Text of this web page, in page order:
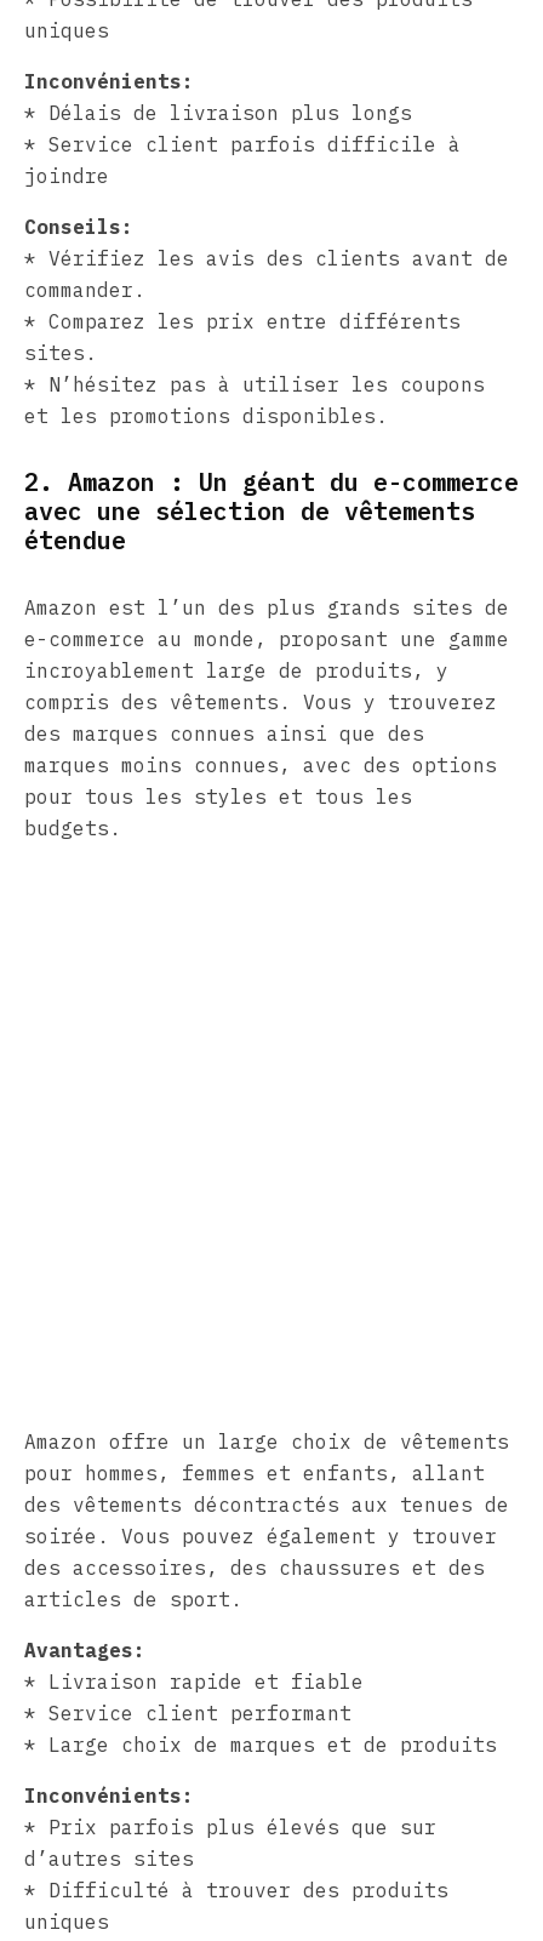
uniques
Inconvénients:
* Délais de livraison plus longs
* Service client parfois difficile à
joindre
Conseils:
* Vérifiez les avis des clients avant de
commander.
* Comparez les prix entre différents
sites.
* N’hésitez pas à utiliser les coupons
et les promotions disponibles.
2. Amazon : Un géant du e-commerce
avec une sélection de vêtements
étendue
Amazon est l’un des plus grands sites de
e-commerce au monde, proposant une gamme
incroyablement large de produits, y
compris des vêtements. Vous y trouverez
des marques connues ainsi que des
marques moins connues, avec des options
pour tous les styles et tous les
budgets.
Amazon offre un large choix de vêtements
pour hommes, femmes et enfants, allant
des vêtements décontractés aux tenues de
soirée. Vous pouvez également y trouver
des accessoires, des chaussures et des
articles de sport.
Avantages:
* Livraison rapide et fiable
* Service client performant
* Large choix de marques et de produits
Inconvénients:
* Prix parfois plus élevés que sur
d’autres sites
* Difficulté à trouver des produits
uniques